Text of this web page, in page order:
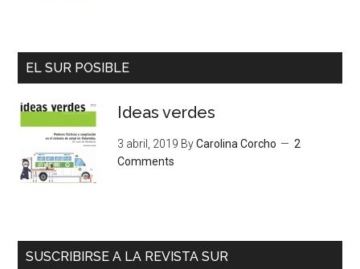
EL SUR POSIBLE
Ideas verdes
3 abril, 2019 ByCarolina Corcho
2
Comments
SUSCRIBIRSE A LA REVISTA SUR